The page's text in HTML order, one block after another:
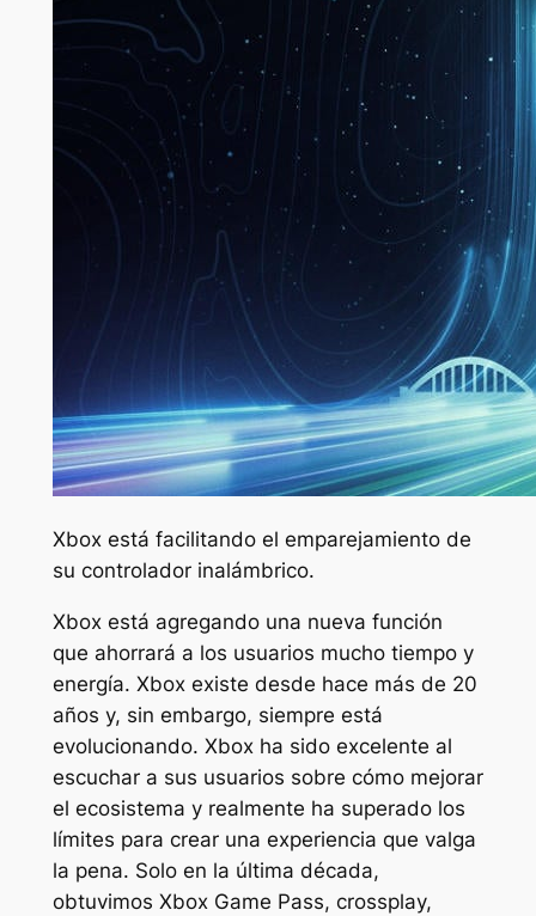
Xbox está facilitando el emparejamiento de
su controlador inalámbrico.
Xbox está agregando una nueva función
que ahorrará a los usuarios mucho tiempo y
energía. Xbox existe desde hace más de 20
años y, sin embargo, siempre está
evolucionando. Xbox ha sido excelente al
escuchar a sus usuarios sobre cómo mejorar
el ecosistema y realmente ha superado los
límites para crear una experiencia que valga
la pena. Solo en la última década,
obtuvimos Xbox Game Pass, crossplay,